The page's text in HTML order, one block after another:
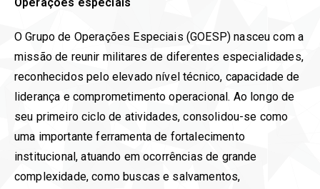
O Grupo de Operações Especiais (GOESP) nasceu com a
missão de reunir militares de diferentes especialidades,
reconhecidos pelo elevado nível técnico, capacidade de
liderança e comprometimento operacional. Ao longo de
seu primeiro ciclo de atividades, consolidou-se como
uma importante ferramenta de fortalecimento
institucional, atuando em ocorrências de grande
complexidade, como buscas e salvamentos,